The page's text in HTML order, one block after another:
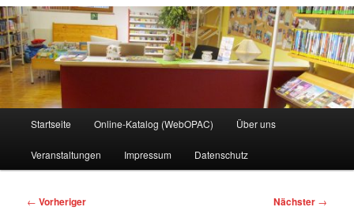
Startseite Online-Katalog (WebOPAC) Über uns
Veranstaltungen Impressum Datenschutz
Beitragsnavigation
← Vorheriger Nächster →